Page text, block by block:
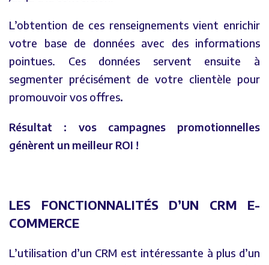
L’obtention de ces renseignements vient enrichir
votre base de données avec des informations
pointues. Ces données servent ensuite à
segmenter précisément de votre clientèle pour
promouvoir vos offres.
Résultat : vos campagnes promotionnelles
génèrent un meilleur ROI !
LES FONCTIONNALITÉS D’UN CRM E-
COMMERCE
L’utilisation d’un CRM est intéressante à plus d’un